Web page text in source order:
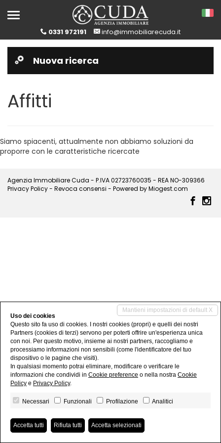
Toggle
0331 972191 info@immobiliarecuda.it
Nuova ricerca
Affitti
Siamo spiacenti, attualmente non abbiamo soluzioni da
proporre con le caratteristiche ricercate
Agenzia Immobiliare Cuda - P.IVA 02723760035 - REA NO-309366
Privacy Policy- Revoca consensi - Powered byMiogest.com
Mantieni impostazioni di default X
Uso dei cookies
Questo sito fa uso di cookies. I nostri cookies (propri) e quelli dei nostri
Partners (cookies di terzi) servono per poterti offrire un'esperienza unica
con noi. Per questo motivo, insieme ai nostri partners, raccogliamo e
processiamo informazioni non sensibili (come l'identificatore del tuo
dispositivo o le pagine che visiti).
In qualsiasi momento potrai eliminare, modificare o verificare le
informazioni che condividi in Cookie preference o nella nostra Cookie
Policy e Privacy Policy.
Necessari Funzionali Profilazione Analitici
Accetta tutti Rifiuta tutti Accetta selezionati